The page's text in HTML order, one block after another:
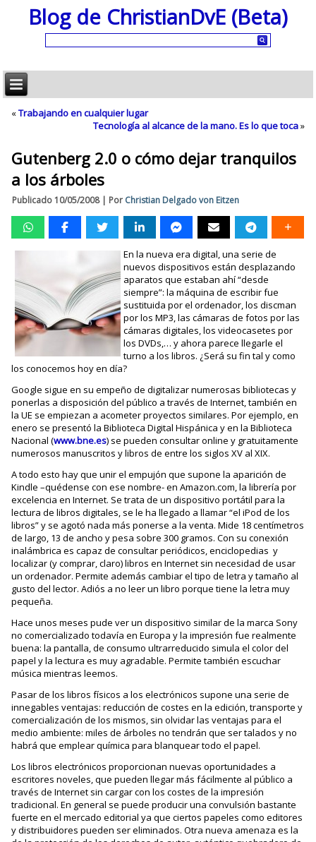
Blog de ChristianDvE (Beta)
«Trabajando en cualquier lugar
Tecnología al alcance de la mano. Es lo que toca»
Gutenberg 2.0 o cómo dejar tranquilos
a los árboles
Publicado 10/05/2008| Por Christian Delgado von Eitzen
En la nueva era digital, una serie de
nuevos dispositivos están desplazando
aparatos que estaban ahí “desde
siempre”: la máquina de escribir fue
sustituida por el ordenador, los discman
por los MP3, las cámaras de fotos por las
cámaras digitales, los videocasetes por
los DVDs,… y ahora parece llegarle el
turno a los libros. ¿Será su fin tal y como
los conocemos hoy en día?
Google sigue en su empeño de digitalizar numerosas bibliotecas y
ponerlas a disposición del público a través de Internet, también en
la UE se empiezan a acometer proyectos similares. Por ejemplo, en
enero se presentó la Biblioteca Digital Hispánica y en la Biblioteca
Nacional (www.bne.es) se pueden consultar online y gratuitamente
numerosos manuscritos y libros de entre los siglos XV al XIX.
A todo esto hay que unir el empujón que supone la aparición de
Kindle –quédense con ese nombre- en Amazon.com, la librería por
excelencia en Internet. Se trata de un dispositivo portátil para la
lectura de libros digitales, se le ha llegado a llamar “el iPod de los
libros” y se agotó nada más ponerse a la venta. Mide 18 centímetros
de largo, 13 de ancho y pesa sobre 300 gramos. Con su conexión
inalámbrica es capaz de consultar periódicos, enciclopedias y
localizar (y comprar, claro) libros en Internet sin necesidad de usar
un ordenador. Permite además cambiar el tipo de letra y tamaño al
gusto del lector. Adiós a no leer un libro porque tiene la letra muy
pequeña.
Hace unos meses pude ver un dispositivo similar de la marca Sony
no comercializado todavía en Europa y la impresión fue realmente
buena: la pantalla, de consumo ultrarreducido simula el color del
papel y la lectura es muy agradable. Permite también escuchar
música mientras leemos.
Pasar de los libros físicos a los electrónicos supone una serie de
innegables ventajas: reducción de costes en la edición, transporte y
comercialización de los mismos, sin olvidar las ventajas para el
medio ambiente: miles de árboles no tendrán que ser talados y no
habrá que emplear química para blanquear todo el papel.
Los libros electrónicos proporcionan nuevas oportunidades a
escritores noveles, que pueden llegar más fácilmente al público a
través de Internet sin cargar con los costes de la impresión
tradicional. En general se puede producir una convulsión bastante
fuerte en el mercado editorial ya que ciertos papeles como editores
y distribuidores pueden ser eliminados. Otra nueva amenaza es la